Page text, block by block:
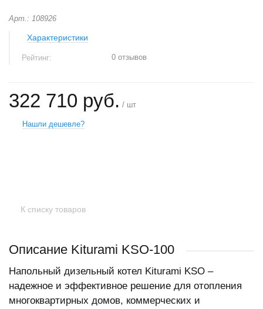
Арт.: 108926
Характеристики
Рейтинг: 0 отзывов
322 710 руб. / шт
Нашли дешевле?
К списку товаров
Описание Kiturami KSO-100
Напольный дизельный котел Kiturami KSO –
надежное и эффективное решение для отопления
многоквартирных домов, коммерческих и